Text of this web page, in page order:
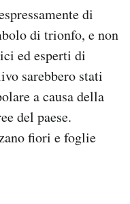
di
di trionfo, e non
ed esperti di
sarebbero stati
a causa della
del paese.
fiori e foglie